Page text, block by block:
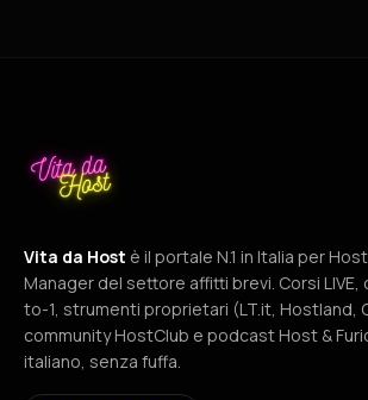
Vita da Host è il portale N.1 in Italia per
Manager del settore affitti brevi. Corsi LIVE,
to-1, strumenti proprietari (LT.it, Hostland,
community HostClub e podcast Host &
italiano, senza fuffa.